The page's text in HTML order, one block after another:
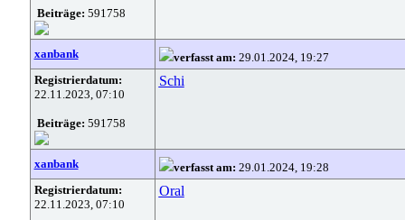
Beiträge: 591758
xanbank verfasst am: 29.01.2024, 19:27
Registrierdatum:
22.11.2023, 07:10
Beiträge: 591758
Schi
xanbank verfasst am: 29.01.2024, 19:28
Registrierdatum:
22.11.2023, 07:10
Oral